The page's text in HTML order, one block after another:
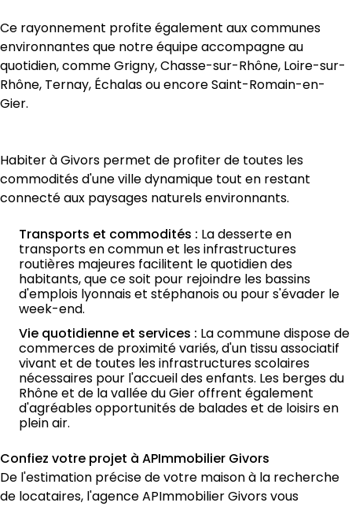
Ce rayonnement profite également aux communes
environnantes que notre équipe accompagne au
quotidien, comme Grigny, Chasse-sur-Rhône, Loire-sur-
Rhône, Ternay, Échalas ou encore Saint-Romain-en-
Gier.
Habiter à Givors permet de profiter de toutes les
commodités d'une ville dynamique tout en restant
connecté aux paysages naturels environnants.
Transports et commodités : La desserte en
transports en commun et les infrastructures
routières majeures facilitent le quotidien des
habitants, que ce soit pour rejoindre les bassins
d'emplois lyonnais et stéphanois ou pour s'évader le
week-end.
Vie quotidienne et services : La commune dispose de
commerces de proximité variés, d'un tissu associatif
vivant et de toutes les infrastructures scolaires
nécessaires pour l'accueil des enfants. Les berges du
Rhône et de la vallée du Gier offrent également
d'agréables opportunités de balades et de loisirs en
plein air.
Confiez votre projet à APImmobilier Givors
De l'estimation précise de votre maison à la recherche
de locataires, l'agence APImmobilier Givors vous